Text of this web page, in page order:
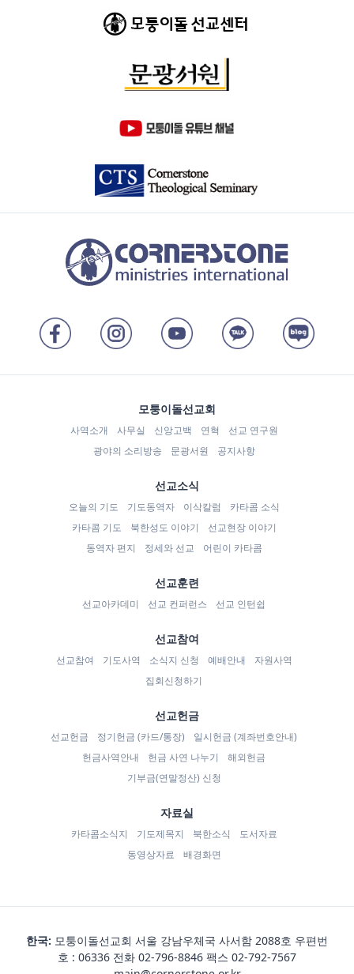
모퉁이돌선교회
사역소개 사무실 신앙고백 연혁
선교 연구원
광야의 소리방송
문광서원 공지사항
선교소식
오늘의 기도 기도동역자 이삭칼럼
카타콤 소식
카타콤 기도
북한성도 이야기
선교현장 이야기
동역자 편지
정세와 선교 어린이 카타콤
선교훈련
선교아카데미 선교 컨퍼런스 선교 인턴쉽
선교참여
선교참여 기도사역 소식지 신청 예배안내
자원사역
집회신청하기
선교헌금
선교헌금 정기헌금 (카드/통장)
일시헌금 (계좌번호안내)
헌금사역안내
헌금 사연 나누기
해외헌금
기부금(연말정산) 신청
자료실
카타콤소식지 기도제목지 북한소식
도서자료
동영상자료
배경화면
한국: 모퉁이돌선교회 서울 강남우체국 사서함 2088호 우편번
호 : 06336 전화 02-796-8846 팩스 02-792-7567